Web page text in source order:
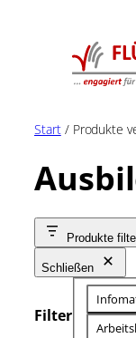
Start/ Produkte
Produkte
Schließen
Filter